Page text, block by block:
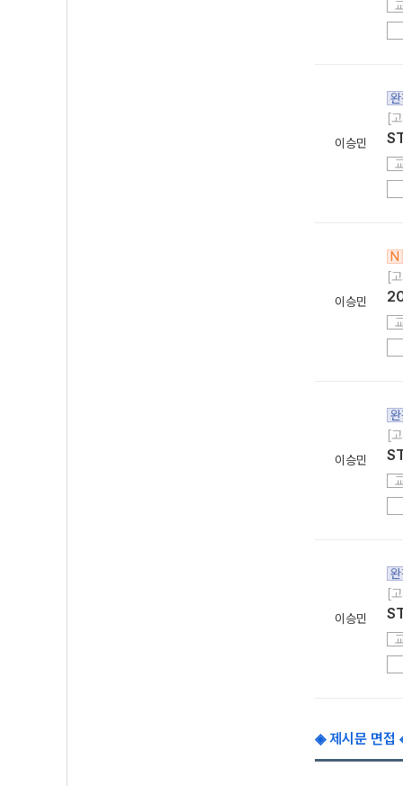
이승민
[
이승민
N
[
이승민
[
이승민
[
◈ 제시문 면접